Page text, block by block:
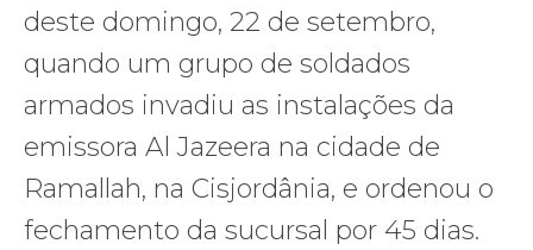
deste domingo, 22 de setembro,
quando um grupo de soldados
armados invadiu as instalações da
emissora Al Jazeera na cidade de
Ramallah, na Cisjordânia, e ordenou o
fechamento da sucursal por 45 dias.